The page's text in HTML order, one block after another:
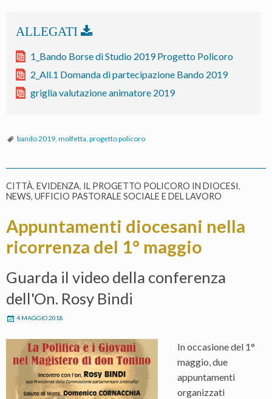
1_Bando Borse di Studio 2019 Progetto Policoro
2_All.1 Domanda di partecipazione Bando 2019
griglia valutazione animatore 2019
bando 2019, molfetta, progetto policoro
CITTÀ, EVIDENZA, IL PROGETTO POLICORO IN DIOCESI,
NEWS, UFFICIO PASTORALE SOCIALE E DEL LAVORO
Appuntamenti diocesani nella
ricorrenza del 1° maggio
Guarda il video della conferenza
dell'On. Rosy Bindi
4 MAGGIO 2018
In occasione del 1°
maggio, due
appuntamenti
organizzati